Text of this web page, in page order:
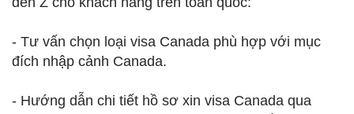
- Tư vấn chọn loại visa Canada phù hợp với mục
đích nhập cảnh Canada.
- Hướng dẫn chi tiết hồ sơ xin visa Canada qua